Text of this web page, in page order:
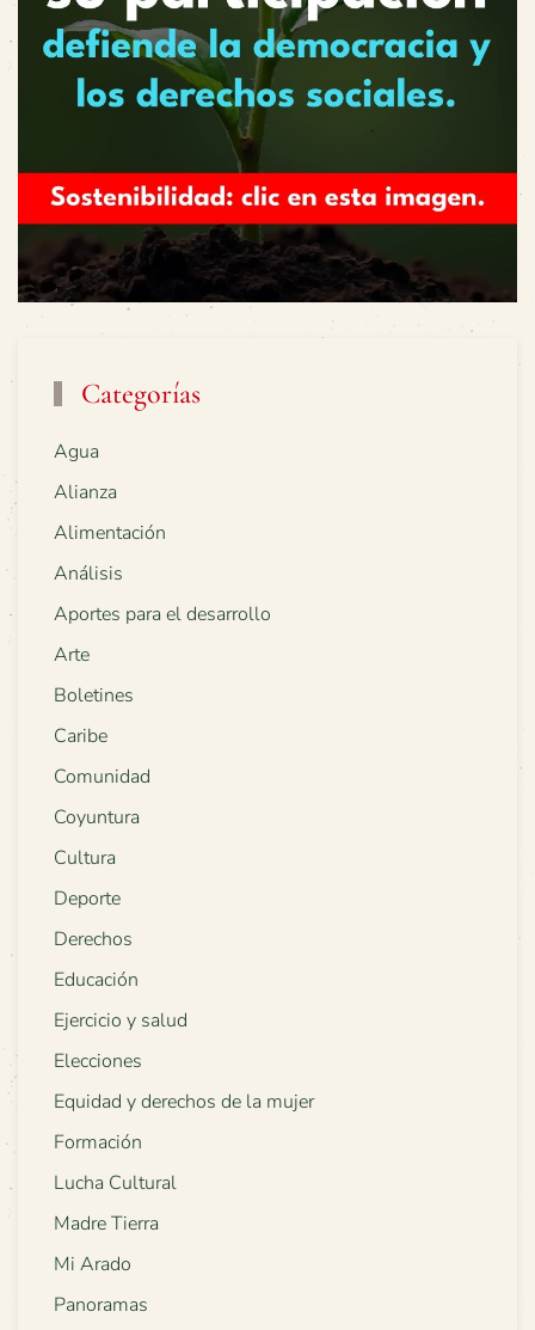
Categorías
Agua
Alianza
Alimentación
Análisis
Aportes para el desarrollo
Arte
Boletines
Caribe
Comunidad
Coyuntura
Cultura
Deporte
Derechos
Educación
Ejercicio y salud
Elecciones
Equidad y derechos de la mujer
Formación
Lucha Cultural
Madre Tierra
Mi Arado
Panoramas